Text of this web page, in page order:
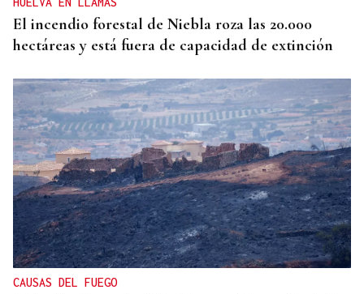
El incendio forestal de Niebla roza las 20.000
hectáreas y está fuera de capacidad de extinción
CAUSAS DEL FUEGO